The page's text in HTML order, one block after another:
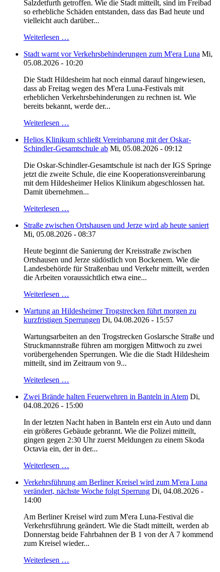
Salzdetfurth getroffen. Wie die Stadt mitteilt, sind im Freibad
so erhebliche Schäden entstanden, dass das Bad heute und
vielleicht auch darüber...
Weiterlesen …
Stadt warnt vor Verkehrsbehinderungen zum M'era Luna Mi,
05.08.2026 - 10:20
Die Stadt Hildesheim hat noch einmal darauf hingewiesen,
dass ab Freitag wegen des M'era Luna-Festivals mit
erheblichen Verkehrsbehinderungen zu rechnen ist. Wie
bereits bekannt, werde der...
Weiterlesen …
Helios Klinikum schließt Vereinbarung mit der Oskar-
Schindler-Gesamtschule ab Mi, 05.08.2026 - 09:12
Die Oskar-Schindler-Gesamtschule ist nach der IGS Springe
jetzt die zweite Schule, die eine Kooperationsvereinbarung
mit dem Hildesheimer Helios Klinikum abgeschlossen hat.
Damit übernehmen...
Weiterlesen …
Straße zwischen Ortshausen und Jerze wird ab heute saniert
Mi, 05.08.2026 - 08:37
Heute beginnt die Sanierung der Kreisstraße zwischen
Ortshausen und Jerze südöstlich von Bockenem. Wie die
Landesbehörde für Straßenbau und Verkehr mitteilt, werden
die Arbeiten voraussichtlich etwa eine...
Weiterlesen …
Wartung an Hildesheimer Trogstrecken führt morgen zu
kurzfristigen Sperrungen Di, 04.08.2026 - 15:57
Wartungsarbeiten an den Trogstrecken Goslarsche Straße und
Struckmannstraße führen am morgigen Mittwoch zu zwei
vorübergehenden Sperrungen. Wie die die Stadt Hildesheim
mitteilt, sind im Zeitraum von 9...
Weiterlesen …
Zwei Brände halten Feuerwehren in Banteln in Atem Di,
04.08.2026 - 15:00
In der letzten Nacht haben in Banteln erst ein Auto und dann
ein größeres Gebäude gebrannt. Wie die Polizei mitteilt,
gingen gegen 2:30 Uhr zuerst Meldungen zu einem Skoda
Octavia ein, der in der...
Weiterlesen …
Verkehrsführung am Berliner Kreisel wird zum M'era Luna
verändert, nächste Woche folgt Sperrung Di, 04.08.2026 -
14:00
Am Berliner Kreisel wird zum M'era Luna-Festival die
Verkehrsführung geändert. Wie die Stadt mitteilt, werden ab
Donnerstag beide Fahrbahnen der B 1 von der A 7 kommend
zum Kreisel wieder...
Weiterlesen …